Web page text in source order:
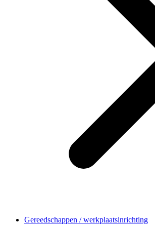
Gereedschappen / werkplaatsinrichting